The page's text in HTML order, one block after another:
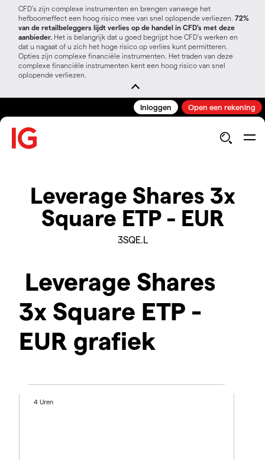
CFD’s zijn complexe instrumenten en brengen vanwege het
hefboomeffect een hoog risico mee van snel oplopende verliezen. 72%
van de retailbeleggers lijdt verlies op de handel in CFD’s met deze
aanbieder. Het is belangrijk dat u goed begrijpt hoe CFD's werken en
dat u nagaat of u zich het hoge risico op verlies kunt permitteren.
Opties zijn complexe financiële instrumenten. Het traden van deze
complexe financiële instrumenten kent een hoog risico van snel
oplopende verliezen.
Inloggen Open een rekening
Leverage Shares 3x
Square ETP - EUR
3SQE.L
Leverage Shares
3x Square ETP -
EUR grafiek
4 Uren